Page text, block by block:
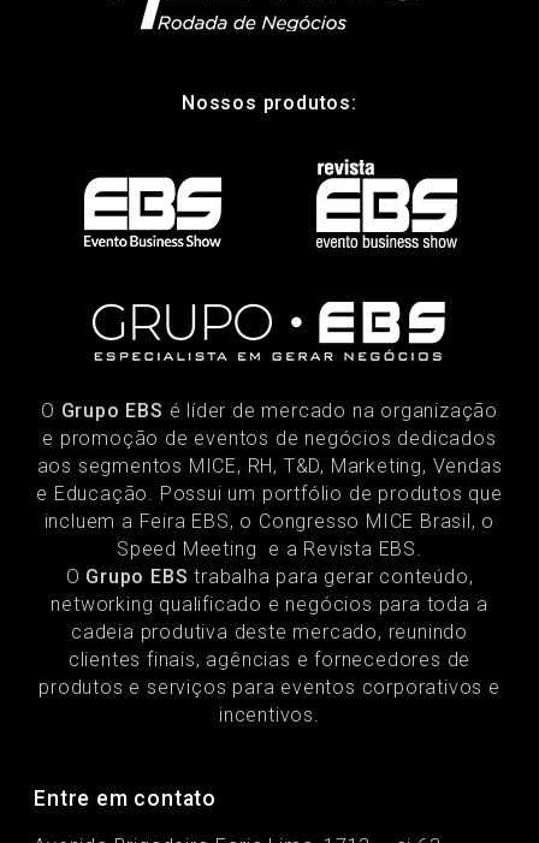
Nossos produtos:
O Grupo EBS é líder de mercado na organização
e promoção de eventos de negócios dedicados
aos segmentos MICE, RH, T&D, Marketing, Vendas
e Educação. Possui um portfólio de produtos que
incluem a Feira EBS, o Congresso MICE Brasil, o
Speed Meeting e a Revista EBS.
O Grupo EBS trabalha para gerar conteúdo,
networking qualificado e negócios para toda a
cadeia produtiva deste mercado, reunindo
clientes finais, agências e fornecedores de
produtos e serviços para eventos corporativos e
incentivos.
Entre em contato